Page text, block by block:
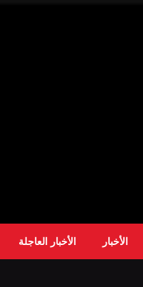
الأخبار الأخبار العاجلة